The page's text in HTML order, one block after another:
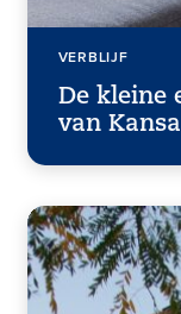
VERBLIJF
De kleine
van